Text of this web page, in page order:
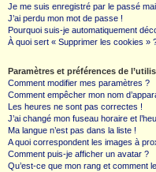
Je me suis enregistré par le passé
J’ai perdu mon mot de passe !
Pourquoi suis-je automatiquement
À quoi sert « Supprimer les cookies »
Paramètres et préférences de
Comment modifier mes paramètres ?
Comment empêcher mon nom
Les heures ne sont pas correctes !
J’ai changé mon fuseau horaire et
Ma langue n’est pas dans la liste !
A quoi correspondent les images à
Comment puis-je afficher un avatar ?
Qu’est-ce que mon rang et comment